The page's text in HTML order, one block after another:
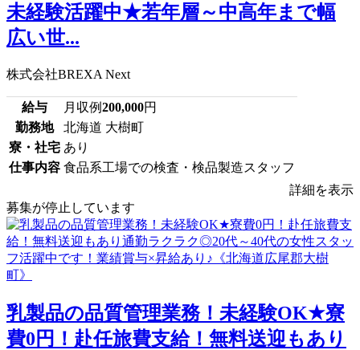
未経験活躍中★若年層～中高年まで幅
広い世...
株式会社BREXA Next
給与 月収例200,000円
勤務地
北海道 大樹町
寮・社宅 あり
仕事内容 食品系工場での検査・検品製造スタッフ
詳細を表示
募集が停止しています
乳製品の品質管理業務！未経験OK★寮
費0円！赴任旅費支給！無料送迎もあり